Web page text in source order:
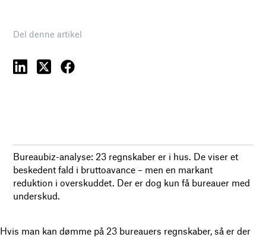
Del denne artikel
Bureaubiz-analyse: 23 regnskaber er i hus. De viser et
beskedent fald i bruttoavance – men en markant
reduktion i overskuddet. Der er dog kun få bureauer med
underskud.
Hvis man kan dømme på 23 bureauers regnskaber, så er der